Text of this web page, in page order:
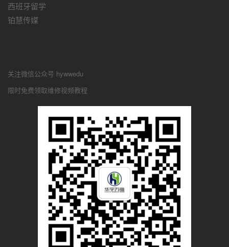
西班牙留学
铂慧传媒
关注微信公众号 hywwedu
限时免费领取维修视频教程